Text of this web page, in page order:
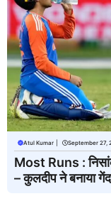
Atul Kumar September 27,
Most Runs :
– कुलदीप ने बनाया